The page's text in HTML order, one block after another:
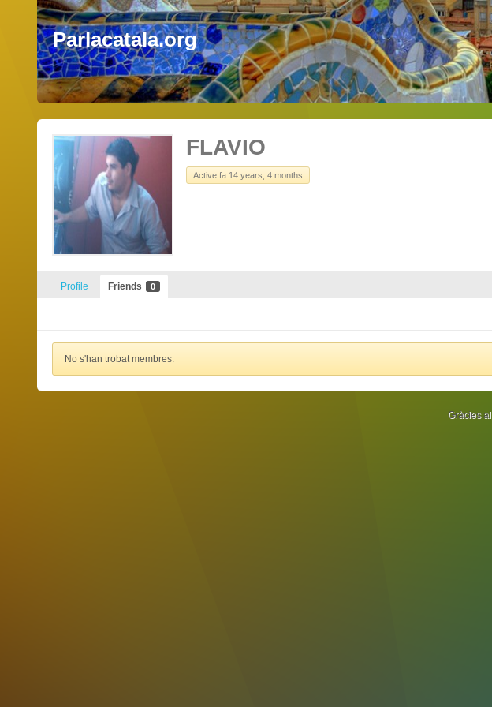
Parlacatala.org
FLAVIO
Active fa 14 years, 4 months
Profile Friends 0
No s'han trobat membres.
Gràcies al